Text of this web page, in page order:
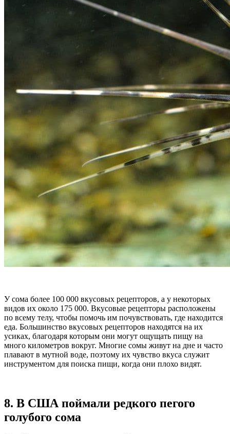
У сома более 100 000 вкусовых рецепторов, а у некоторых
видов их около 175 000. Вкусовые рецепторы расположены
по всему телу, чтобы помочь им почувствовать, где находится
еда. Большинство вкусовых рецепторов находятся на их
усиках, благодаря которым они могут ощущать пищу на
много километров вокруг. Многие сомы живут на дне и часто
плавают в мутной воде, поэтому их чувство вкуса служит
инструментом для поиска пищи, когда они плохо видят.
8. В США поймали редкого пегого
голубого сома